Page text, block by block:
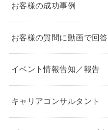
お客様の成功事例
お客様の質問に動画で回答
イベント情報告知／報告
キャリアコンサルタント